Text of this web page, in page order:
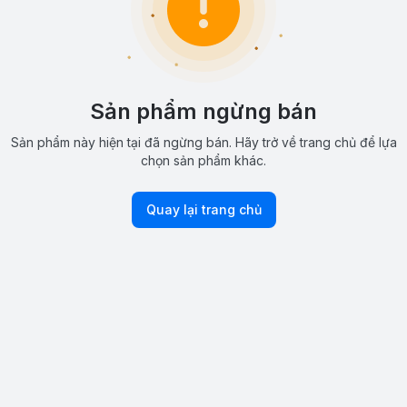
Sản phẩm ngừng bán
Sản phẩm này hiện tại đã ngừng bán. Hãy trở về trang chủ để lựa
chọn sản phẩm khác.
Quay lại trang chủ